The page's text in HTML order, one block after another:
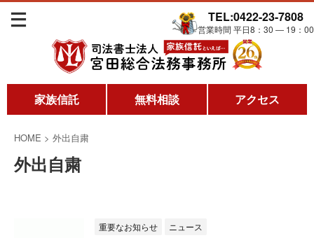
TEL:0422-23-7808
営業時間 平日8：30 ― 19：00
家族信託 無料相談 アクセス
HOME > 外出自粛
外出自粛
重要なお知らせ ニュース